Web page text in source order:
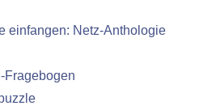
einfangen: Netz-Anthologie
Fragebogen